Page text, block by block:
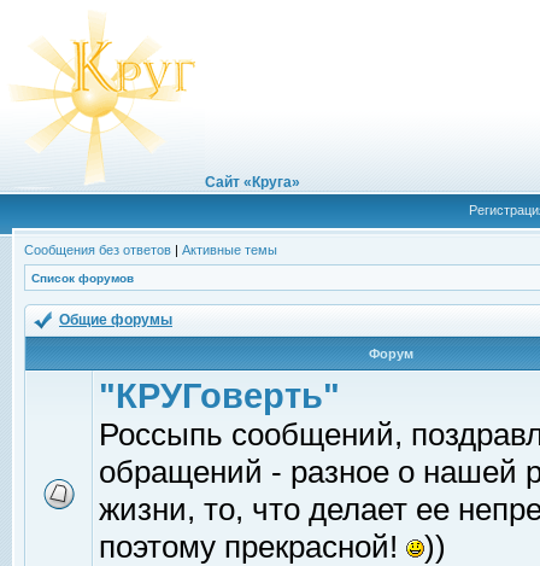
Сайт «Круга»
Сообщения без ответов | Активные темы
Список форумов
Общие форумы
Форум
"КРУГоверть"
Россыпь сообщений,
обращений - разное о нашей
жизни, то, что делает ее
поэтому прекрасной!
))